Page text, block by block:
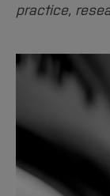
practice,